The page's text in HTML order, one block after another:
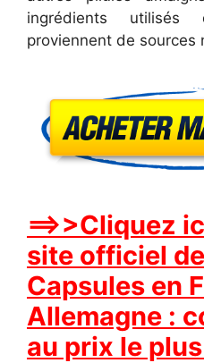
ingrédients
proviennent de sources
==>>Cliquez
site officiel
Capsules en
Allemagne :
au prix le plus